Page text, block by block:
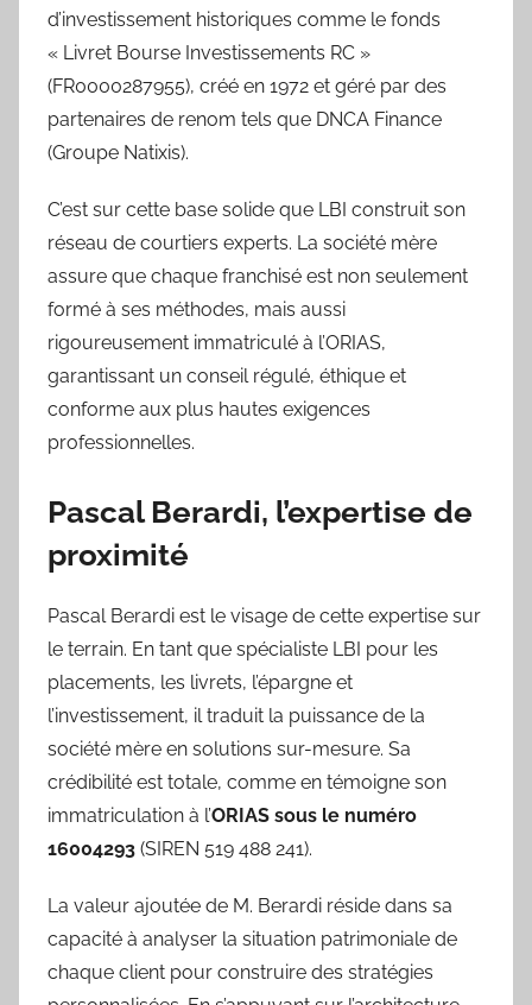
d’investissement historiques comme le fonds
« Livret Bourse Investissements RC »
(FR0000287955), créé en 1972 et géré par des
partenaires de renom tels que DNCA Finance
(Groupe Natixis).
C’est sur cette base solide que LBI construit son
réseau de courtiers experts. La société mère
assure que chaque franchisé est non seulement
formé à ses méthodes, mais aussi
rigoureusement immatriculé à l’ORIAS,
garantissant un conseil régulé, éthique et
conforme aux plus hautes exigences
professionnelles.
Pascal Berardi, l’expertise de
proximité
Pascal Berardi est le visage de cette expertise sur
le terrain. En tant que spécialiste LBI pour les
placements, les livrets, l’épargne et
l’investissement, il traduit la puissance de la
société mère en solutions sur-mesure. Sa
crédibilité est totale, comme en témoigne son
immatriculation à l’ORIAS sous le numéro
16004293 (SIREN 519 488 241).
La valeur ajoutée de M. Berardi réside dans sa
capacité à analyser la situation patrimoniale de
chaque client pour construire des stratégies